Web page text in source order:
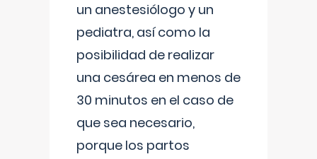
un anestesiólogo y un
pediatra, así como la
posibilidad de realizar
una cesárea en menos de
30 minutos en el caso de
que sea necesario,
porque los partos